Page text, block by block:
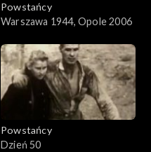
Powstańcy
Warszawa 1944, Opole 2006
Powstańcy
Dzień 50